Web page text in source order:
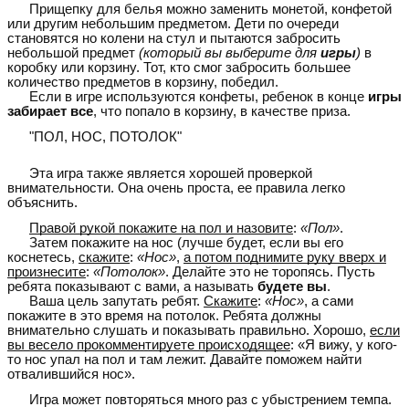
Прищепку для белья можно заменить монетой, конфетой
или другим небольшим предметом. Дети по очереди
становятся но колени на стул и пытаются забросить
небольшой предмет (который вы выберите для игры) в
коробку или корзину. Тот, кто смог забросить большее
количество предметов в корзину, победил.
Если в игре используются конфеты, ребенок в конце игры
забирает все, что попало в корзину, в качестве приза.
"ПОЛ, НОС, ПОТОЛОК"
Эта игра также является хорошей проверкой
внимательности. Она очень проста, ее правила легко
объяснить.
Правой рукой покажите на пол и назовите: «Пол».
Затем покажите на нос (лучше будет, если вы его
коснетесь, скажите: «Нос», а потом поднимите руку вверх и
произнесите: «Потолок». Делайте это не торопясь. Пусть
ребята показывают с вами, а называть будете вы.
Ваша цель запутать ребят. Скажите: «Нос», а сами
покажите в это время на потолок. Ребята должны
внимательно слушать и показывать правильно. Хорошо, если
вы весело прокомментируете происходящее: «Я вижу, у кого-
то нос упал на пол и там лежит. Давайте поможем найти
отвалившийся нос».
Игра может повторяться много раз с убыстрением темпа.